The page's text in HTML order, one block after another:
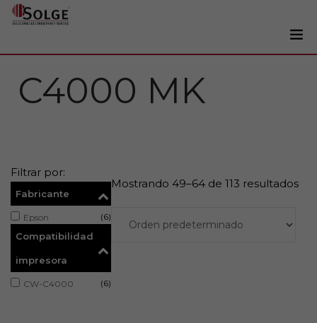
Impresoras
Tintas
Lectores
Marcaje
+34 93 241 22 21
0
C4000 MK
Filtrar por:
Fabricante
Epson (6)
Compatibilidad
impresora
CW-C4000 (6)
Mostrando 49–64 de 113 resultados